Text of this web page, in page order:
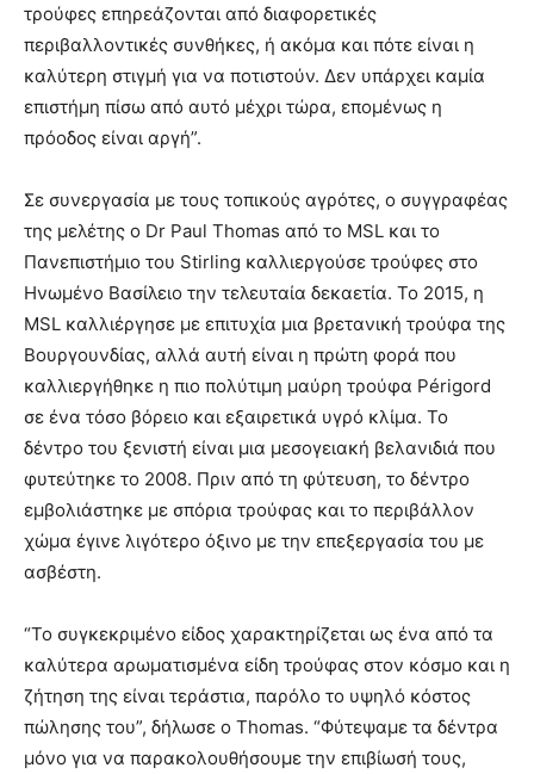
τρούφες επηρεάζονται από διαφορετικές
περιβαλλοντικές συνθήκες, ή ακόμα και πότε είναι η
καλύτερη στιγμή για να ποτιστούν. Δεν υπάρχει καμία
επιστήμη πίσω από αυτό μέχρι τώρα, επομένως η
πρόοδος είναι αργή”.
Σε συνεργασία με τους τοπικούς αγρότες, ο συγγραφέας
της μελέτης ο Dr Paul Thomas από το MSL και το
Πανεπιστήμιο του Stirling καλλιεργούσε τρούφες στο
Ηνωμένο Βασίλειο την τελευταία δεκαετία. Το 2015, η
MSL καλλιέργησε με επιτυχία μια βρετανική τρούφα της
Βουργουνδίας, αλλά αυτή είναι η πρώτη φορά που
καλλιεργήθηκε η πιο πολύτιμη μαύρη τρούφα Périgord
σε ένα τόσο βόρειο και εξαιρετικά υγρό κλίμα. Το
δέντρο του ξενιστή είναι μια μεσογειακή βελανιδιά που
φυτεύτηκε το 2008. Πριν από τη φύτευση, το δέντρο
εμβολιάστηκε με σπόρια τρούφας και το περιβάλλον
χώμα έγινε λιγότερο όξινο με την επεξεργασία του με
ασβέστη.
“Το συγκεκριμένο είδος χαρακτηρίζεται ως ένα από τα
καλύτερα αρωματισμένα είδη τρούφας στον κόσμο και η
ζήτηση της είναι τεράστια, παρόλο το υψηλό κόστος
πώλησης του”, δήλωσε ο Thomas. “Φύτεψαμε τα δέντρα
μόνο για να παρακολουθήσουμε την επιβίωσή τους,